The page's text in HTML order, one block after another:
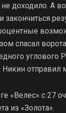
доходило. А
закончиться
спасал
углового
отправил
«Велес» с 27
из «Золота».